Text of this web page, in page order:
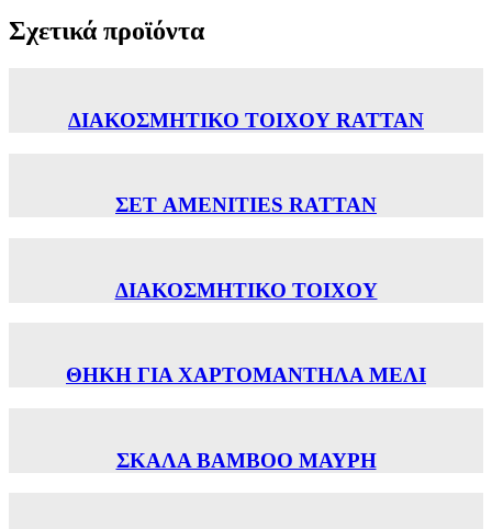
Σχετικά προϊόντα
ΔΙΑΚΟΣΜΗΤΙΚΟ ΤΟΙΧΟΥ RATTAN
ΣΕΤ AMENITIES RATTAN
ΔΙΑΚΟΣΜΗΤΙΚΟ ΤΟΙΧΟΥ
ΘΗΚΗ ΓΙΑ ΧΑΡΤΟΜΑΝΤΗΛΑ ΜΕΛΙ
ΣΚΑΛΑ ΒΑΜΒΟΟ ΜΑΥΡΗ